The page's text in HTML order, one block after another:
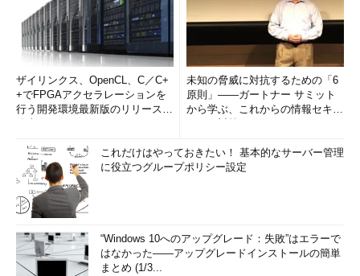
ザイリンクス、OpenCL、C／C+
+でFPGAアクセラレーションを
行う開発環境最新版のリリースを
未知の脅威に対抗するための「6
原則」――ガートナー サミット
から学ぶ、これからの情報セキュ
これだけはやっておきたい！ 基本的なサーバー管理
に役立つグループポリシー設定
“Windows 10へのアップグレード：失敗”はエラーで
はなかった――アップグレードインストールの簡単
まとめ (1/3...